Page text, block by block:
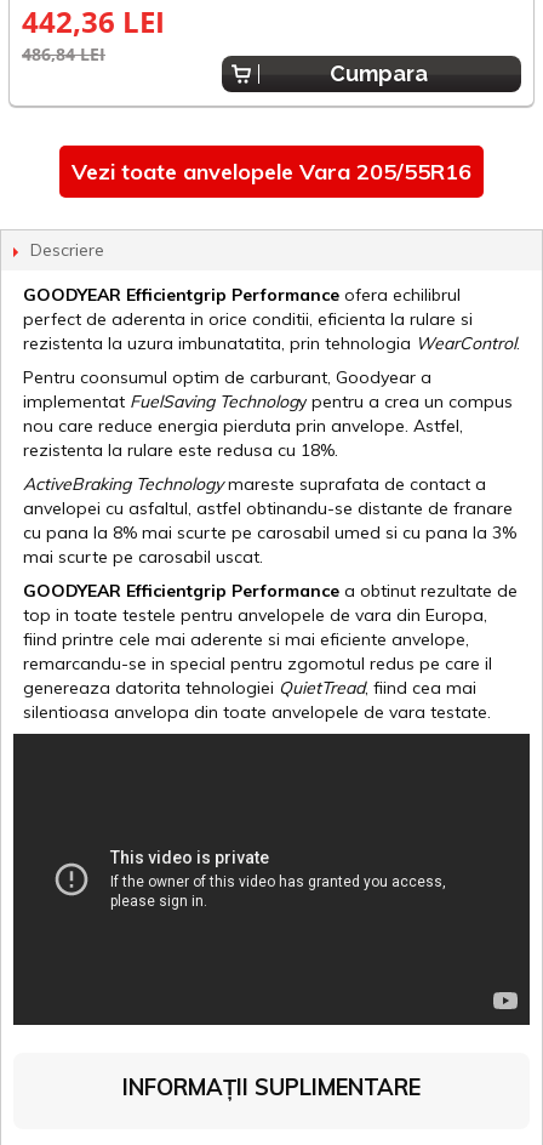
442,36 LEI
486,84 LEI
Cumpara
Vezi toate anvelopele Vara 205/55R16
Descriere
GOODYEAR Efficientgrip Performance ofera echilibrul
perfect de aderenta in orice conditii, eficienta la rulare si
rezistenta la uzura imbunatatita, prin tehnologia WearControl.
Pentru coonsumul optim de carburant, Goodyear a
implementat FuelSaving Technology pentru a crea un compus
nou care reduce energia pierduta prin anvelope. Astfel,
rezistenta la rulare este redusa cu 18%.
ActiveBraking Technologymareste suprafata de contact a
anvelopei cu asfaltul, astfel obtinandu-se distante de franare
cu pana la 8% mai scurte pe carosabil umed si cu pana la 3%
mai scurte pe carosabil uscat.
GOODYEAR Efficientgrip Performance a obtinut rezultate de
top in toate testele pentru anvelopele de vara din Europa,
fiind printre cele mai aderente si mai eficiente anvelope,
remarcandu-se in special pentru zgomotul redus pe care il
genereaza datorita tehnologiei QuietTread, fiind cea mai
silentioasa anvelopa din toate anvelopele de vara testate.
INFORMAȚII SUPLIMENTARE